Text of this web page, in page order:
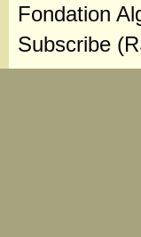
Fondation
Subscribe